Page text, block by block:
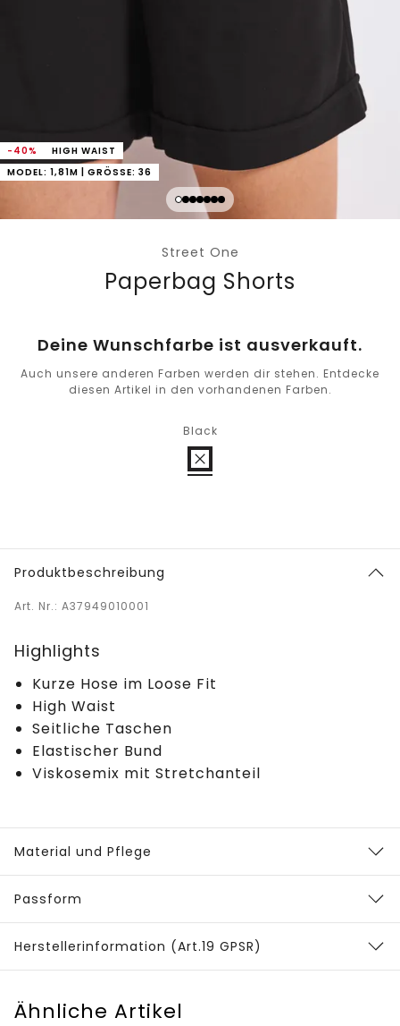
-40%
HIGH WAIST
MODEL: 1,81M | GRÖSSE: 36
Street One
Paperbag Shorts
Deine Wunschfarbe ist ausverkauft.
Auch unsere anderen Farben werden dir stehen. Entdecke
diesen Artikel in den vorhandenen Farben.
Black
Produktbeschreibung
Art. Nr.: A37949010001
Highlights
Kurze Hose im Loose Fit
High Waist
Seitliche Taschen
Elastischer Bund
Viskosemix mit Stretchanteil
Material und Pflege
Passform
Herstellerinformation (Art.19 GPSR)
Ähnliche Artikel